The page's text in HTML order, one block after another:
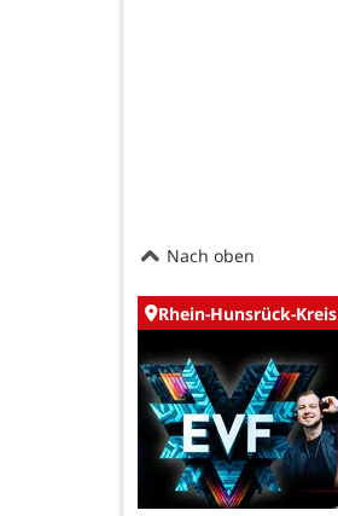
Nach oben
Rhein-Hunsrück-Kreis